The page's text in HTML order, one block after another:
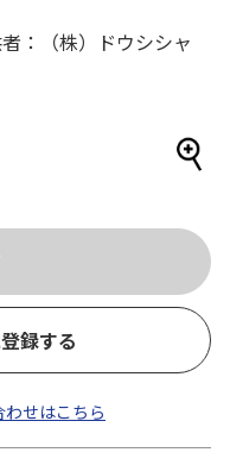
：（株）ドウシシャ
録する
せはこちら